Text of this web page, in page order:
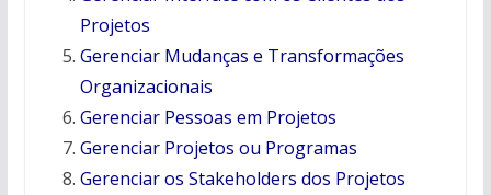
Projetos
Gerenciar Mudanças e Transformações
Organizacionais
Gerenciar Pessoas em Projetos
Gerenciar Projetos ou Programas
Gerenciar os Stakeholders dos Projetos